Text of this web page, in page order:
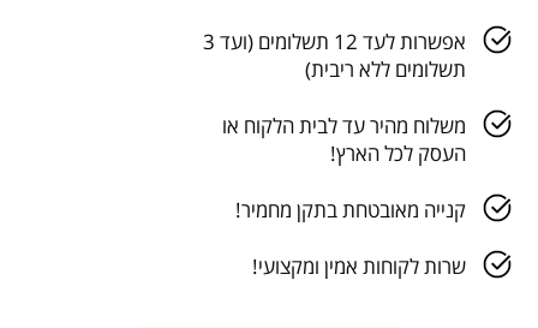
אפשרות לעד 12 תשלומים (ועד 3
תשלומים ללא ריבית)
משלוח מהיר עד לבית הלקוח או
העסק לכל הארץ!
קנייה מאובטחת בתקן מחמיר!
שרות לקוחות אמין ומקצועי!